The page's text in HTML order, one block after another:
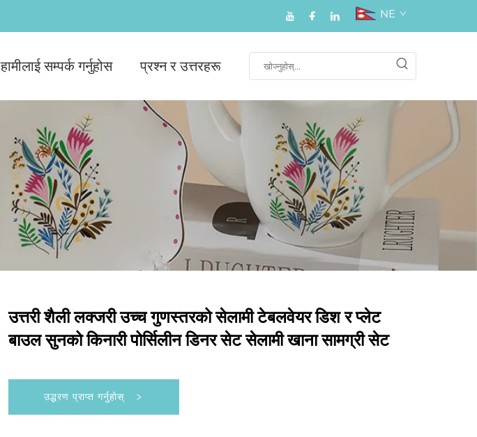
NE
हामीलाई सम्पर्क गर्नुहोस प्रश्न र उत्तरहरू
उत्तरी शैली लक्जरी उच्च गुणस्तरको सेलामी टेबलवेयर डिश र प्लेट
बाउल सुनको किनारी पोर्सिलीन डिनर सेट सेलामी खाना सामग्री सेट
उद्धरण प्राप्त गर्नुहोस्